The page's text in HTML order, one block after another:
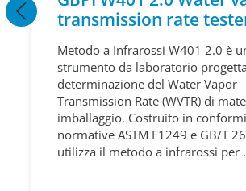
transmission rate
Metodo a Infrarossi W401 2.0 è
strumento da laboratorio
determinazione del Water Vapor
Transmission Rate (WVTR) di
imballaggio. Costruito in
normative ASTM F1249 e GB/T
utilizza il metodo a infrarossi per